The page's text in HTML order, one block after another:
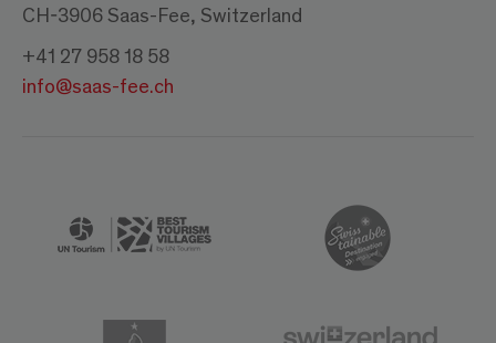
CH-3906 Saas-Fee, Switzerland
+41 27 958 18 58
info@saas-fee.ch